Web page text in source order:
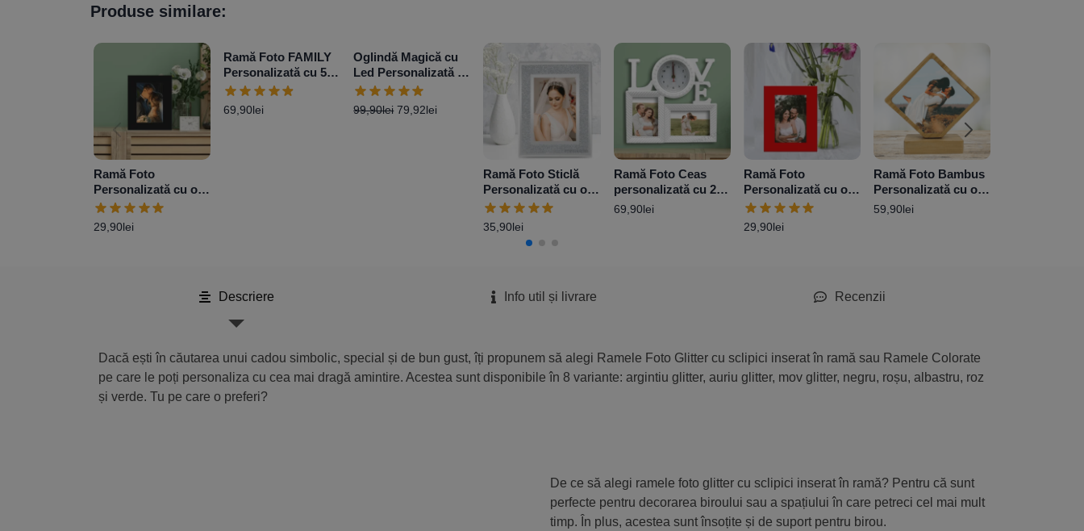
Produse similare:
Ramă Foto
Personalizată cu o
poză 10×15 cm –
Negru
29,90lei
Ramă Foto FAMILY
Personalizată cu 5
poze
69,90lei
Oglindă Magică cu
Led Personalizată –
Rotundă
99,90lei 79,92lei
Ramă Foto Sticlă
Personalizată cu o
poză 10×15 cm –
Argintiu Glitter
35,90lei
Ramă Foto Ceas
personalizată cu 2
poze -Love
69,90lei
Ramă Foto
Personalizată cu o
poză 10×15 cm –
Roșu
29,90lei
Ramă Foto Bambus
Personalizată cu o
poză
59,90lei
Descriere Info util și livrare Recenzii
Dacă ești în căutarea unui cadou simbolic, special și de bun gust, îți propunem să alegi Ramele Foto Glitter cu sclipici inserat în ramă sau Ramele Colorate
pe care le poți personaliza cu cea mai dragă amintire. Acestea sunt disponibile în 8 variante: argintiu glitter, auriu glitter, mov glitter, negru, roșu, albastru, roz
și verde. Tu pe care o preferi?
De ce să alegi ramele foto glitter cu sclipici inserat în ramă? Pentru că sunt
perfecte pentru decorarea biroului sau a spațiului în care petreci cel mai mult
timp. În plus, acestea sunt însoțite și de suport pentru birou.